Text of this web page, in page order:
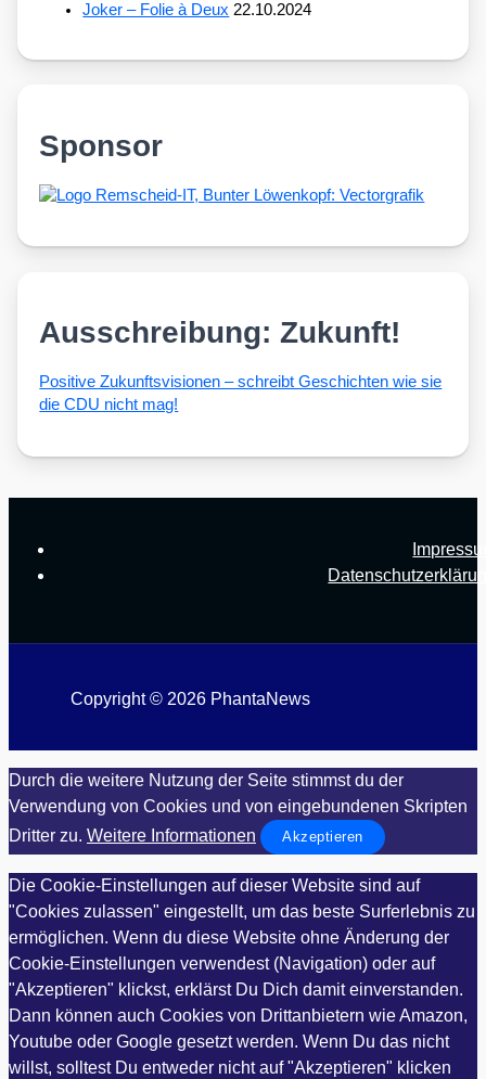
Joker – Folie à Deux 22.10.2024
Sponsor
Ausschreibung: Zukunft!
Posi­ti­ve Zukunfts­vi­sio­nen – schreibt Geschich­ten wie sie
die CDU nicht mag!
Copyright © 2026 PhantaNews
Durch die weitere Nutzung der Seite stimmst du der
Verwendung von Cookies und von eingebundenen Skripten
Dritter zu. Weitere Informationen Akzeptieren
Die Cookie-Einstellungen auf dieser Website sind auf
"Cookies zulassen" eingestellt, um das beste Surferlebnis zu
ermöglichen. Wenn du diese Website ohne Änderung der
Cookie-Einstellungen verwendest (Navigation) oder auf
"Akzeptieren" klickst, erklärst Du Dich damit einverstanden.
Dann können auch Cookies von Drittanbietern wie Amazon,
Youtube oder Google gesetzt werden. Wenn Du das nicht
willst, solltest Du entweder nicht auf "Akzeptieren" klicken